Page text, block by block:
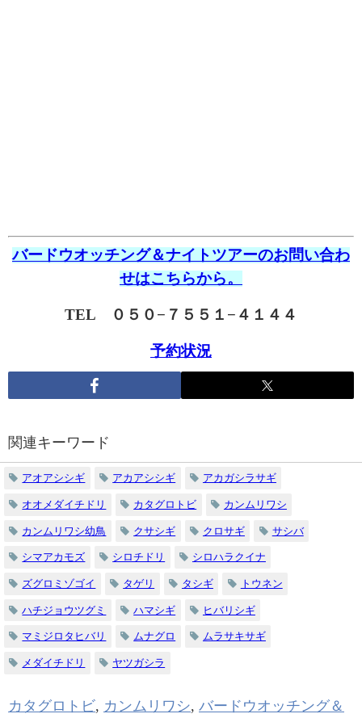
バードウオッチング＆ナイトツアーのお問い合わ
せはこちらから。
TEL ０５０−７５５１−４１４４
予約状況
関連キーワード
アオアシシギ アカアシシギ アカガシラサギ
オオメダイチドリ カタグロトビ カンムリワシ
カンムリワシ幼鳥 クサシギ クロサギ サシバ
シマアカモズ シロチドリ シロハラクイナ
ズグロミゾゴイ タゲリ タシギ トウネン
ハチジョウツグミ ハマシギ ヒバリシギ
マミジロタヒバリ ムナグロ ムラサキサギ
メダイチドリ ヤツガシラ
カタグロトビ, カンムリワシ, バードウオッチング＆